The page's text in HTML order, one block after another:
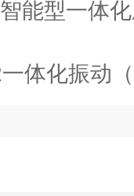
能型一体
体化振动